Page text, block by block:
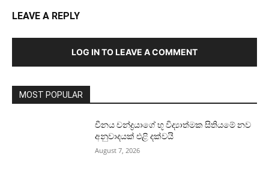
LEAVE A REPLY
LOG IN TO LEAVE A COMMENT
MOST POPULAR
චීනය චන්ද්‍රයාගේ භූ විද්‍යාත්මක සිතියමේ නව
අනුවාදයක් එළි දක්වයි
August 7, 2026